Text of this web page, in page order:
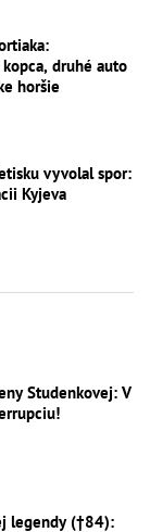
druhé auto
horšie
vyvolal spor:
Kyjeva
Studenkovej: V
legendy (†84):